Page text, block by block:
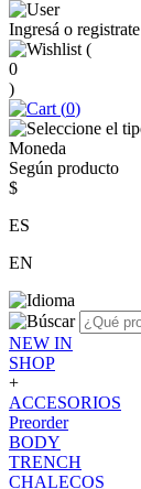
Ingresá o registrate
(
0
)
(0)
Moneda
Según producto
$
ES
EN
NEW IN
SHOP
+
ACCESORIOS
Preorder
BODY
TRENCH
CHALECOS